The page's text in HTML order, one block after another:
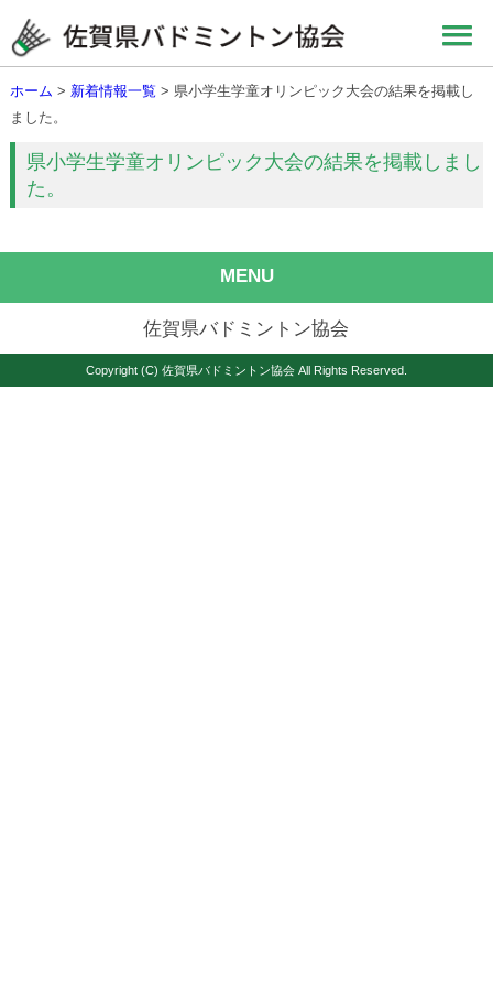
ホーム > 新着情報一覧 > 県小学生学童オリンピック大会の結果を掲載し
ました。
県小学生学童オリンピック大会の結果を掲載しまし
た。
MENU
佐賀県バドミントン協会
Copyright (C) 佐賀県バドミントン協会 All Rights Reserved.